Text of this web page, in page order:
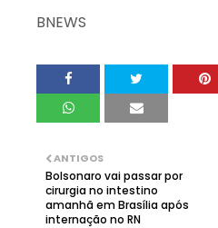
BNEWS
ANTIGOS
Bolsonaro vai passar por
cirurgia no intestino
amanhã em Brasília após
internação no RN